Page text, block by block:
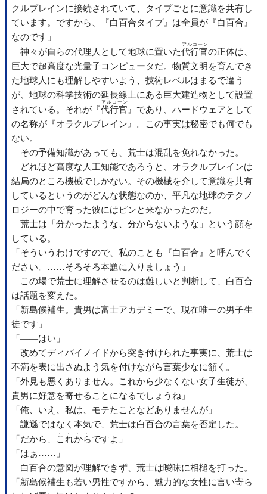
クルブレインに接続されていて、タイプごとに意識を共有し
ています。ですから、『白百合タイプ』は全員が『白百合』
なのです」
神々が自らの代理人として地球に置いた代行官
アルコーン
の正体は、
巨大で超高度な光量子コンピュータだ。物質文明を育んでき
た地球人にも理解しやすいよう、技術レベルはまるで違う
が、地球の科学技術の延長線上にある巨大建造物として設置
されている。それが『代行官
アルコーン
』であり、ハードウェアとして
の名称が『オラクルブレイン』。この事実は秘密でも何でも
ない。
その予備知識があっても、荒士は混乱を免れなかった。
どれほど高度な人工知能であろうと、オラクルブレインは
結局のところ機械でしかない。その機械を介して意識を共有
しているというのがどんな状態なのか、平凡な地球のテクノ
ロジーの中で育った彼にはピンと来なかったのだ。
荒士は「分かったような、分からないような」という顔を
している。
「そういうわけですので、私のことも『白百合』と呼んでく
ださい。……そろそろ本題に入りましょう」
この場で荒士に理解させるのは難しいと判断して、白百合
は話題を変えた。
「新島候補生。貴男は富士アカデミーで、現在唯一の男子生
徒です」
「――はい」
改めてディバイノイドから突き付けられた事実に、荒士は
不満を表に出さぬよう気を付けながら言葉少なに頷く。
「外見も悪くありません。これから少なくない女子生徒が、
貴男に好意を寄せることになるでしょうね」
「俺、いえ、私は、モテたことなどありませんが」
謙遜ではなく本気で、荒士は白百合の言葉を否定した。
「だから、 これから
、、、、
ですよ」
「はぁ……」
白百合の意図が理解できず、荒士は曖昧に相槌を打った。
「新島候補生も若い男性ですから、魅力的な女性に言い寄ら